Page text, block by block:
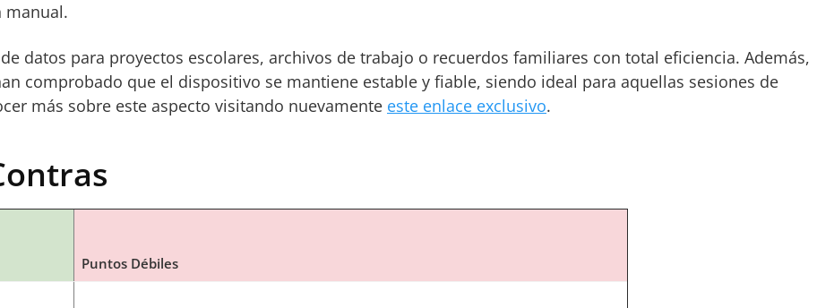
manual.
datos para proyectos escolares, archivos de trabajo o recuerdos familiares con total eficiencia. Además,
comprobado que el dispositivo se mantiene estable y fiable, siendo ideal para aquellas sesiones de
más sobre este aspecto visitando nuevamente este enlace exclusivo.
Puntos Débiles